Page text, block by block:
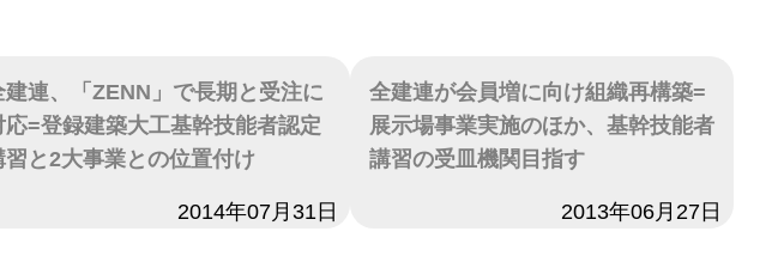
建連、「ZENN」で長期と受注に
応=登録建築大工基幹技能者認定
習と2大事業との位置付け
2014年07月31日
全建連が会員増に向け組織再構築=
展示場事業実施のほか、基幹技能者
講習の受皿機関目指す
2013年06月27日